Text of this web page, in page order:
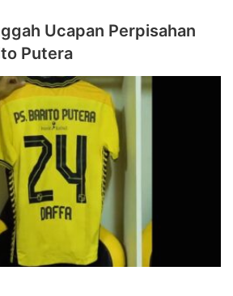
Ucapan Perpisahan
Putera